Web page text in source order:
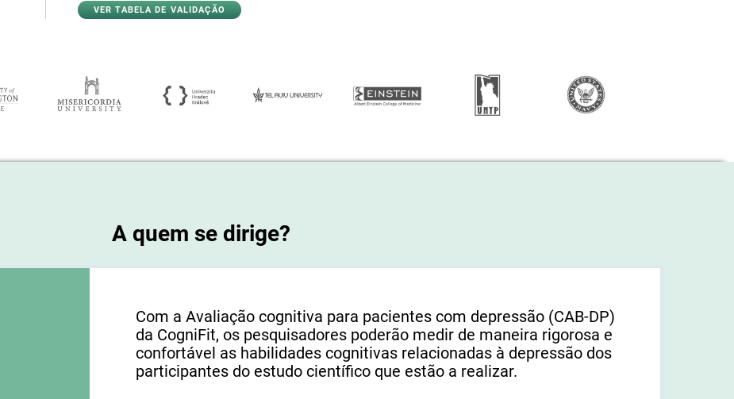
VER TABELA DE VALIDAÇÃO
A quem se dirige?
Com a Avaliação cognitiva para pacientes com depressão (CAB-DP)
da CogniFit, os pesquisadores poderão medir de maneira rigorosa e
confortável as habilidades cognitivas relacionadas à depressão dos
participantes do estudo científico que estão a realizar.